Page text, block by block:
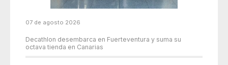
07 de agosto 2026
Decathlon desembarca en Fuerteventura y suma su
octava tienda en Canarias